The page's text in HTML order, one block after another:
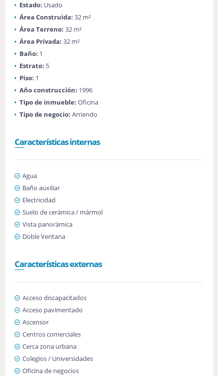
Estado: Usado
Área Construida: 32 m²
Área Terreno: 32 m²
Área Privada: 32 m²
Baño: 1
Estrato: 5
Piso: 1
Año construcción: 1996
Tipo de inmueble: Oficina
Tipo de negocio: Arriendo
Características internas
Agua
Baño auxiliar
Electricidad
Suelo de cerámica / mármol
Vista panorámica
Doble Ventana
Características externas
Acceso discapacitados
Acceso pavimentado
Ascensor
Centros comerciales
Cerca zona urbana
Colegios / Universidades
Oficina de negocios